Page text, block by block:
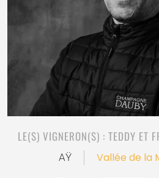
LE(S) VIGNERON(S) : TEDDY ET
AŸ Vallée de la